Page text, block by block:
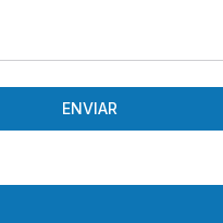
ENVIAR